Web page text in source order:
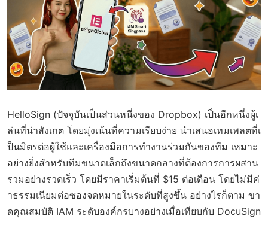
HelloSign (ปัจจุบันเป็นส่วนหนึ่งของ Dropbox) เป็นอีกหนึ่งผู้เ
ล่นที่น่าสังเกต โดยมุ่งเน้นที่ความเรียบง่าย นำเสนอเทมเพลตที่เ
ป็นมิตรต่อผู้ใช้และเครื่องมือการทำงานร่วมกันของทีม เหมาะ
อย่างยิ่งสำหรับทีมขนาดเล็กถึงขนาดกลางที่ต้องการการผสาน
รวมอย่างรวดเร็ว โดยมีราคาเริ่มต้นที่ $15 ต่อเดือน โดยไม่มีค่
าธรรมเนียมต่อซองจดหมายในระดับที่สูงขึ้น อย่างไรก็ตาม ขา
ดคุณสมบัติ IAM ระดับองค์กรบางอย่างเมื่อเทียบกับ DocuSign